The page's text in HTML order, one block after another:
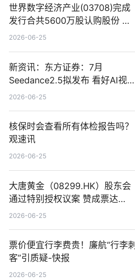
世界数字经济产业(03708)完成
发行合共5600万股认购股份 净
筹约1007万港元 独家焦点
2026-06-25
新资讯：东方证券：7月
Seedance2.5拟发布 看好AI视频
创作工作流进一步提效
2026-06-25
核保时会查看所有体检报告吗？
观速讯
2026-06-25
大唐黄金（08299.HK）股东会
通过特别授权议案 赞成票达
100%_新动态
2026-06-25
票价便宜行李费贵！廉航“行李刺
客”引质疑-快报
2026-06-25